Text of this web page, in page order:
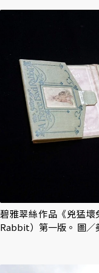
碧雅翠絲作品《兇猛
Rabbit）第一版。